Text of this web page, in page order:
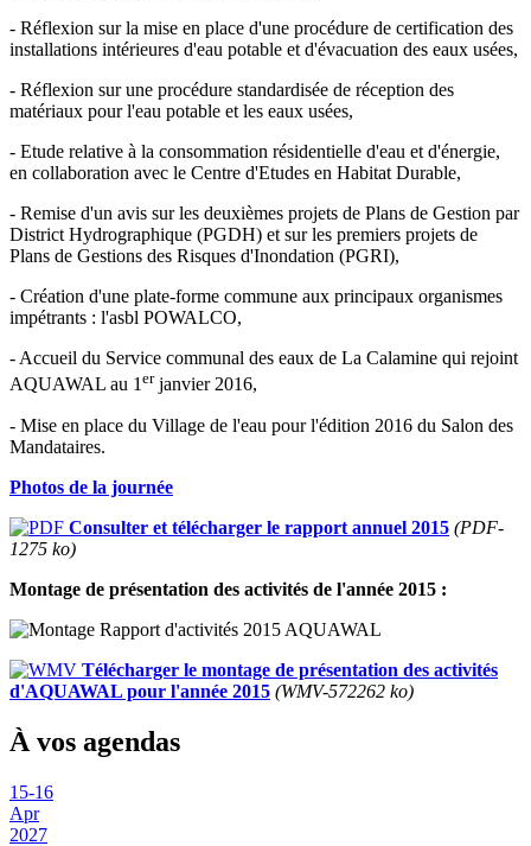
- Réflexion sur la mise en place d'une procédure de certification des
installations intérieures d'eau potable et d'évacuation des eaux usées,
- Réflexion sur une procédure standardisée de réception des
matériaux pour l'eau potable et les eaux usées,
- Etude relative à la consommation résidentielle d'eau et d'énergie,
en collaboration avec le Centre d'Etudes en Habitat Durable,
- Remise d'un avis sur les deuxièmes projets de Plans de Gestion par
District Hydrographique (PGDH) et sur les premiers projets de
Plans de Gestions des Risques d'Inondation (PGRI),
- Création d'une plate-forme commune aux principaux organismes
impétrants : l'asbl POWALCO,
- Accueil du Service communal des eaux de La Calamine qui rejoint
AQUAWAL au 1erjanvier 2016,
- Mise en place du Village de l'eau pour l'édition 2016 du Salon des
Mandataires.
Photos de la journée
Consulter et télécharger le rapport annuel 2015 (PDF-
1275 ko)
Montage de présentation des activités de l'année 2015 :
Télécharger le montage de présentation des activités
d'AQUAWAL pour l'année 2015 (WMV-572262 ko)
À vos agendas
15-16
Apr
2027